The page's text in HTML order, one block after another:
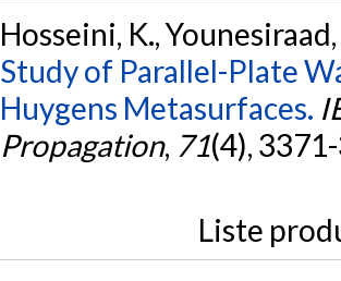
Hosseini, K.,
Study of Parallel-Plate
Huygens Metasurfaces.
Propagation, 71(4),
Liste